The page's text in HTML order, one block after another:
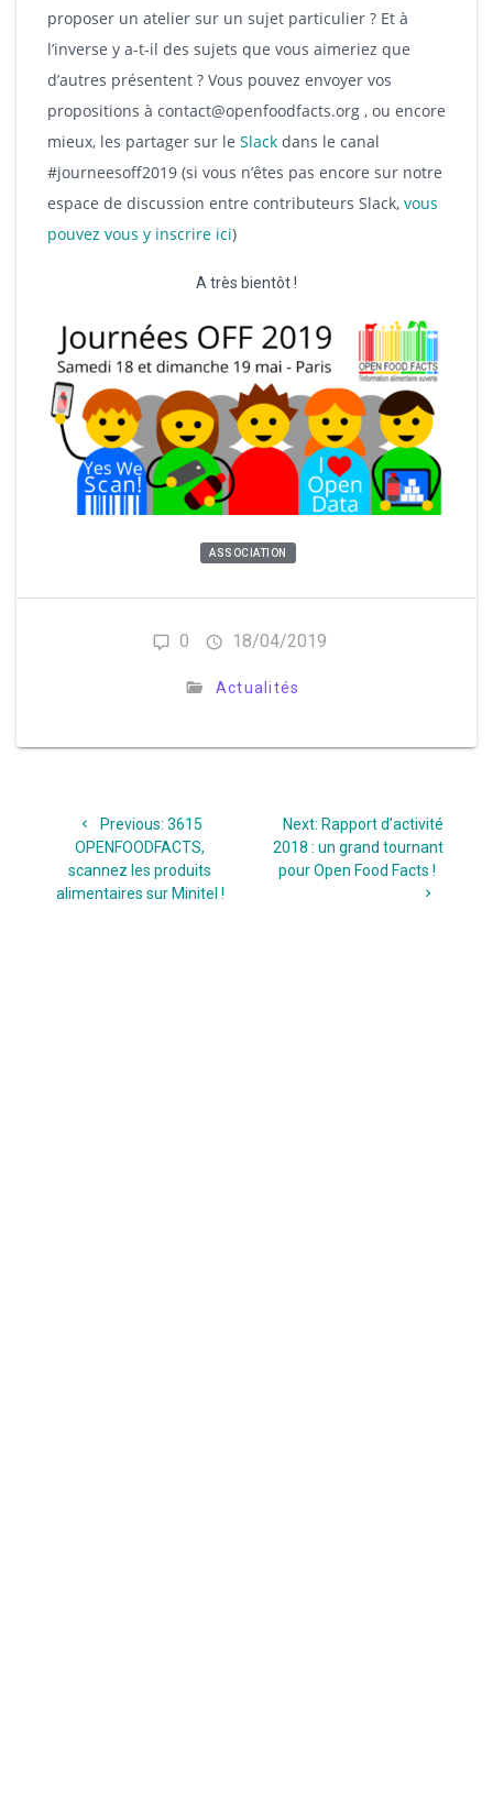
proposer un atelier sur un sujet particulier ? Et à
l’inverse y a-t-il des sujets que vous aimeriez que
d’autres présentent ? Vous pouvez envoyer vos
propositions à contact@openfoodfacts.org , ou encore
mieux, les partager sur le Slack dans le canal
#journeesoff2019 (si vous n’êtes pas encore sur notre
espace de discussion entre contributeurs Slack, vous
pouvez vous y inscrire ici)
A très bientôt !
ASSOCIATION
0 18/04/2019
Actualités
l’article
Previous: Previous
post:
3615
OPENFOODFACTS,
scannez les produits
alimentaires sur Minitel !
Next: Next
post:
Rapport d’activité
2018 : un grand tournant
pour Open Food Facts !